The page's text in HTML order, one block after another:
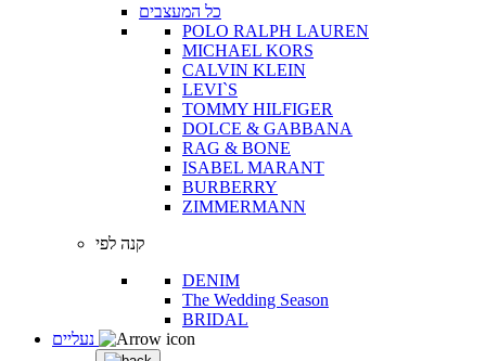
כל המעצבים
POLO RALPH LAUREN
MICHAEL KORS
CALVIN KLEIN
LEVI`S
TOMMY HILFIGER
DOLCE & GABBANA
RAG & BONE
ISABEL MARANT
BURBERRY
ZIMMERMANN
קנה לפי
DENIM
The Wedding Season
BRIDAL